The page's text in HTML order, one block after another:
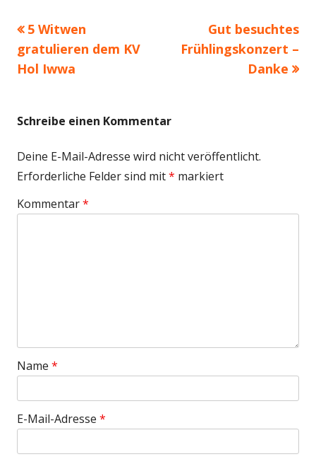
Beitragsnavigation
Vorheriger
Beitrag:
5 Witwen
gratulieren dem KV
Hol Iwwa
Nächster
Beitrag
Gut besuchtes
Frühlingskonzert –
Danke
Schreibe einen Kommentar
Deine E-Mail-Adresse wird nicht veröffentlicht.
Erforderliche Felder sind mit* markiert
Kommentar*
Name *
E-Mail-Adresse *